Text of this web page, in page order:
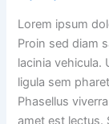
Lorem ipsum
Proin sed diam
lacinia vehicula.
ligula sem
Phasellus
amet est lectus.